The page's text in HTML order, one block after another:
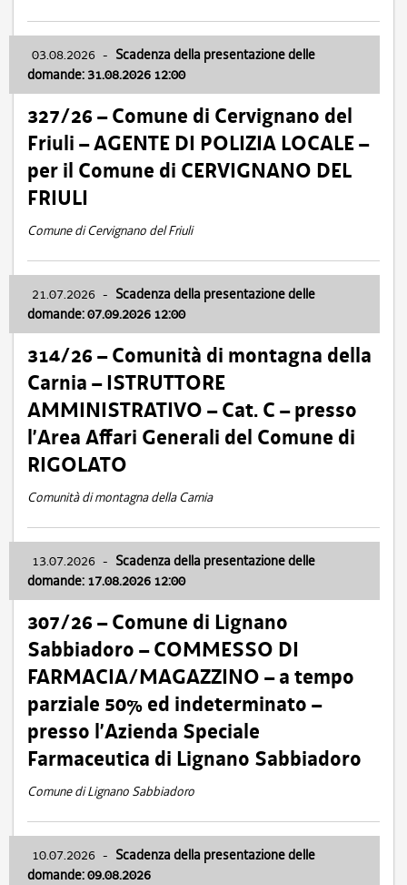
03.08.2026 - Scadenza della presentazione delle
domande: 31.08.2026 12:00
327/26 – Comune di Cervignano del
Friuli – AGENTE DI POLIZIA LOCALE –
per il Comune di CERVIGNANO DEL
FRIULI
Comune di Cervignano del Friuli
21.07.2026 - Scadenza della presentazione delle
domande: 07.09.2026 12:00
314/26 – Comunità di montagna della
Carnia – ISTRUTTORE
AMMINISTRATIVO – Cat. C – presso
l’Area Affari Generali del Comune di
RIGOLATO
Comunità di montagna della Carnia
13.07.2026 - Scadenza della presentazione delle
domande: 17.08.2026 12:00
307/26 – Comune di Lignano
Sabbiadoro – COMMESSO DI
FARMACIA/MAGAZZINO – a tempo
parziale 50% ed indeterminato –
presso l’Azienda Speciale
Farmaceutica di Lignano Sabbiadoro
Comune di Lignano Sabbiadoro
10.07.2026 - Scadenza della presentazione delle
domande: 09.08.2026